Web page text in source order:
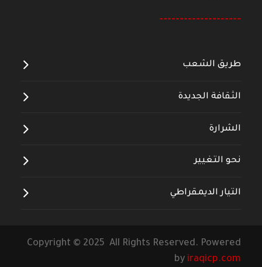
--------------------
طريق الشعب
الثقافة الجديدة
الشرارة
نحو التغيير
التيار الديمقراطي
Copyright © 2025 All Rights Reserved. Powered
by iraqicp.com